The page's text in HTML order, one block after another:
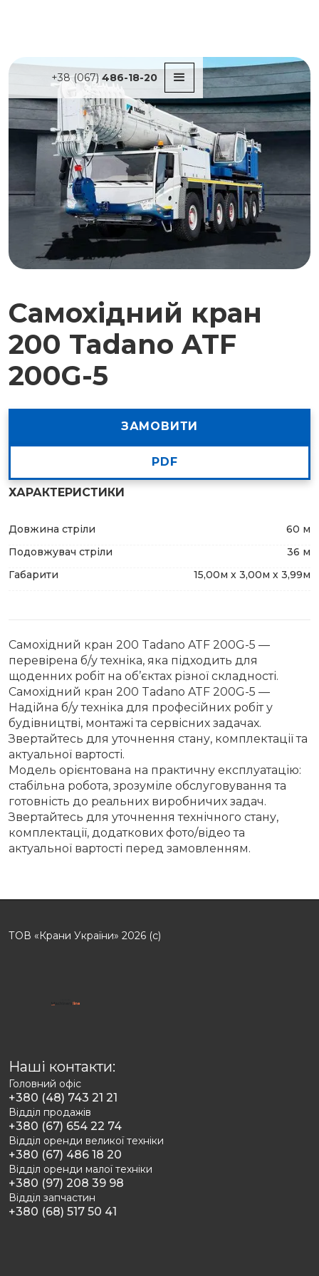
+38 (067)486-18-20
Самохідний кран
200 Tadano ATF
200G-5
ЗАМОВИТИ
PDF
ХАРАКТЕРИСТИКИ
Довжина стріли
60 м
Подовжувач стріли
36 м
Габарити
15,00м х 3,00м х 3,99м
Самохідний кран 200 Tadano ATF 200G-5 —
перевірена б/у техніка, яка підходить для
щоденних робіт на об’єктах різної складності.
Самохідний кран 200 Tadano ATF 200G-5 —
Надійна б/у техніка для професійних робіт у
будівництві, монтажі та сервісних задачах.
Звертайтесь для уточнення стану, комплектації та
актуальної вартості.
Модель орієнтована на практичну експлуатацію:
стабільна робота, зрозуміле обслуговування та
готовність до реальних виробничих задач.
Звертайтесь для уточнення технічного стану,
комплектації, додаткових фото/відео та
актуальної вартості перед замовленням.
ТОВ «Крани України» 2026 (с)
Наші контакти:
Головний офіс
+380 (48) 743 21 21
Відділ продажів
+380 (67) 654 22 74
Відділ оренди великої техніки
+380 (67) 486 18 20
Відділ оренди малої техніки
+380 (97) 208 39 98
Відділ запчастин
+380 (68) 517 50 41